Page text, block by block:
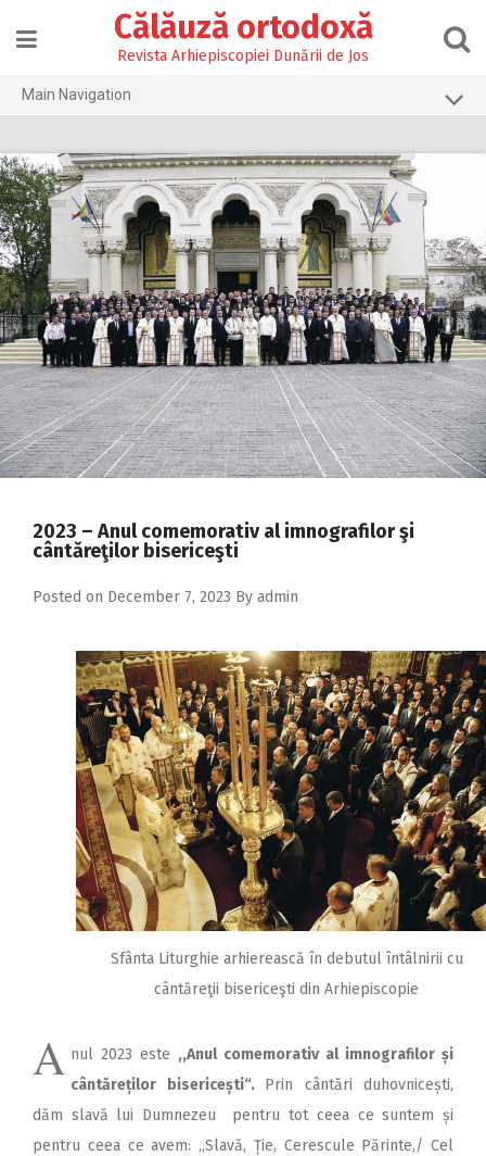
content
Călăuză ortodoxă
Revista Arhiepiscopiei Dunării de Jos
Main Navigation
2026
2025
2024
2023
2022
2021
2020
2019
2017
2023 – Anul comemorativ al imnografilor şi
cântăreţilor bisericeşti
Posted on December 7, 2023 By admin
Sfânta Liturghie arhierească în debutul întâlnirii cu
cântăreţii bisericeşti din Arhiepiscopie
A nul 2023 este ,,Anul comemorativ al im­nografilor și
cân­tă­reților bisericești“. Prin cântări duhovnicești,
dăm slavă lui Dumnezeu pentru tot ceea ce suntem și
pentru ceea ce avem: ,,Slavă, Ție, Cerescule Părinte,/ Cel